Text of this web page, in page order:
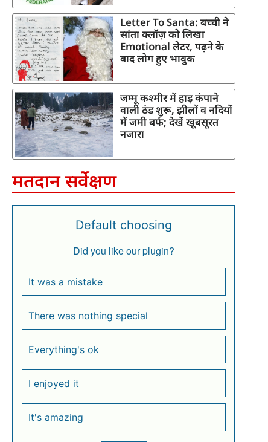
Letter To Santa: बच्ची ने
सांता क्लॉज़ को लिखा
Emotional लेटर, पढ़ने के
बाद लोग हुए भावुक
जम्मू कश्मीर में हाड़ कंपाने
वाली ठंड शुरू, झीलों व नदियों
में जमी बर्फ; देखें खूबसूरत
नजारा
मतदान सर्वेक्षण
Default choosing
Did you like our plugin?
It was a mistake
There was nothing special
Everything's ok
I enjoyed it
It's amazing